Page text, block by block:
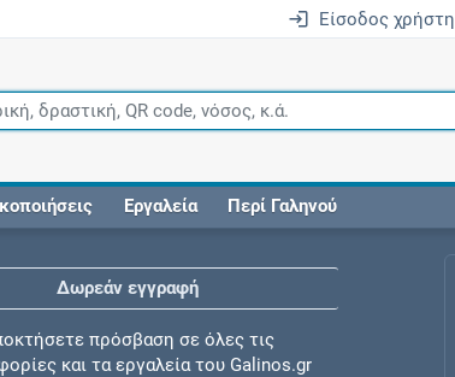
Είσοδος χρήστη
Εργαλεία Περί Γαληνού
Δωρεάν εγγραφή
πρόσβαση σε όλες τις
και τα εργαλεία του Galinos.gr